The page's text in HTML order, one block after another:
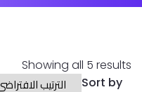
Showing all 5 results
Sort by